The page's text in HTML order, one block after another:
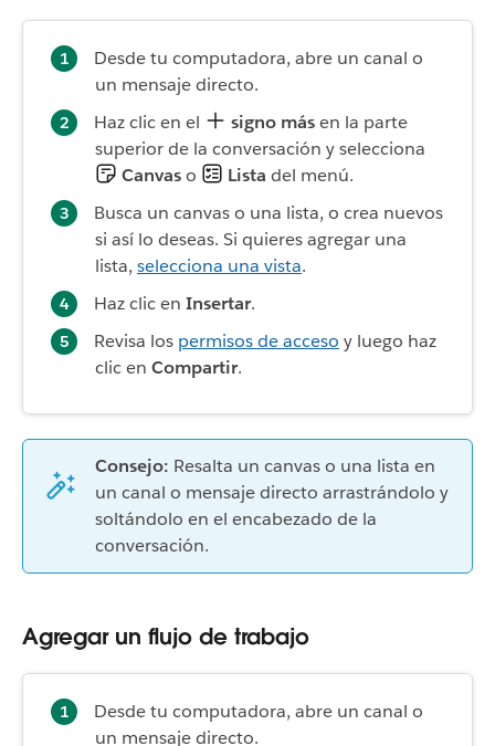
Desde tu computadora, abre un canal o
un mensaje directo.
Haz clic en el
signo másen la parte
superior de la conversación y selecciona
Canvaso Lista del menú.
Busca un canvas o una lista, o crea nuevos
si así lo deseas. Si quieres agregar una
lista, selecciona una vista.
Haz clic en Insertar.
Revisa los permisos de acceso y luego haz
clic en Compartir.
Consejo: Resalta un canvas o una lista en
un canal o mensaje directo arrastrándolo y
soltándolo en el encabezado de la
conversación.
Agregar un flujo de trabajo
Desde tu computadora, abre un canal o
un mensaje directo.